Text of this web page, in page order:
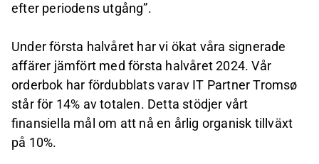
efter periodens utgång”.
Under första halvåret har vi ökat våra signerade
affärer jämfört med första halvåret 2024. Vår
orderbok har fördubblats varav IT Partner Tromsø
står för 14% av totalen. Detta stödjer vårt
finansiella mål om att nå en årlig organisk tillväxt
på 10%.